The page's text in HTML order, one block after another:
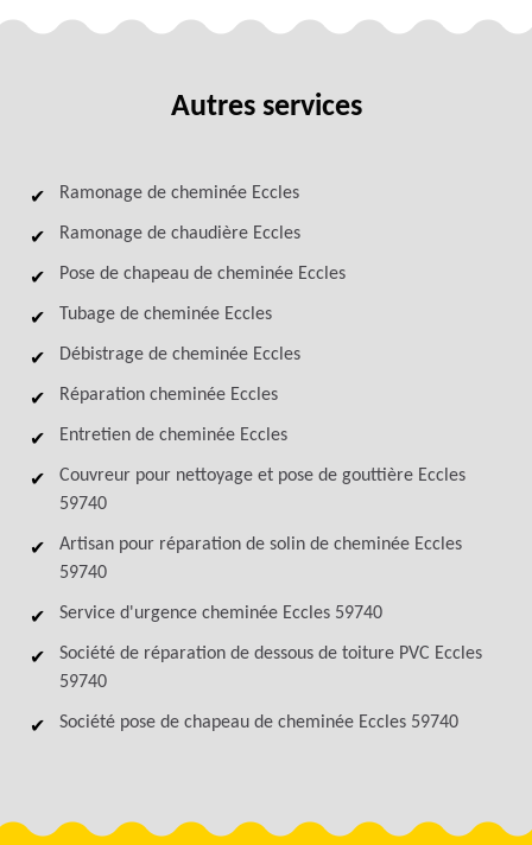
Autres services
Ramonage de cheminée Eccles
Ramonage de chaudière Eccles
Pose de chapeau de cheminée Eccles
Tubage de cheminée Eccles
Débistrage de cheminée Eccles
Réparation cheminée Eccles
Entretien de cheminée Eccles
Couvreur pour nettoyage et pose de gouttière Eccles
59740
Artisan pour réparation de solin de cheminée Eccles
59740
Service d'urgence cheminée Eccles 59740
Société de réparation de dessous de toiture PVC Eccles
59740
Société pose de chapeau de cheminée Eccles 59740